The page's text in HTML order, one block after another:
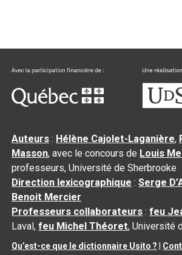
Auteurs : Hélène Cajolet-Laganière,
Masson, avec le concours de Louis
professeurs, Université de Sherbrooke
Direction lexicographique :Serge
Benoit Mercier
Professeurs collaborateurs :feu
Laval,feu Michel Théoret, Université
Qu’est-ce que le dictionnaire Usito ?